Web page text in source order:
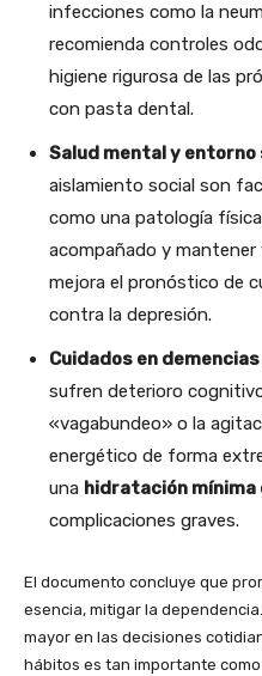
infecciones como la
recomienda controles
higiene rigurosa de las
con pasta dental.
Salud mental y entorno
aislamiento social son
como una patología
acompañado y
mejora el pronóstico de
contra la depresión.
Cuidados en
sufren deterioro
«vagabundeo» o la
energético de forma
una hidratación
complicaciones graves.
El documento concluye que
esencia, mitigar la
mayor en las decisiones
hábitos es tan importante